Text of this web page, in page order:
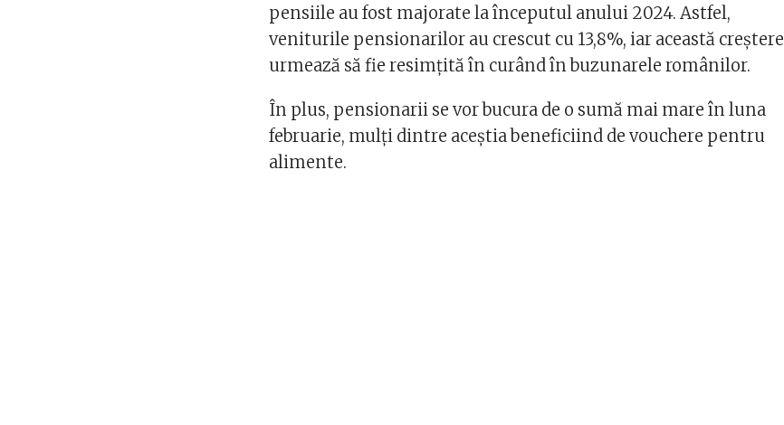
pensiile au fost majorate la începutul anului 2024. Astfel,
veniturile pensionarilor au crescut cu 13,8%, iar această creștere
urmează să fie resimțită în curând în buzunarele românilor.
În plus, pensionarii se vor bucura de o sumă mai mare în luna
februarie, mulți dintre aceștia beneficiind de vouchere pentru
alimente.